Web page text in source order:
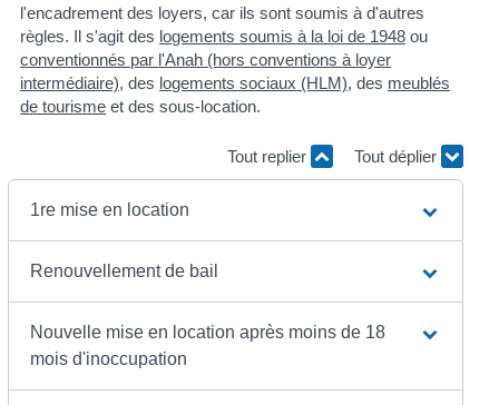
l'encadrement des loyers, car ils sont soumis à d'autres
règles. Il s'agit des logements soumis à la loi de 1948 ou
conventionnés par l'Anah (hors conventions à loyer
intermédiaire), des logements sociaux (HLM), des meublés
de tourisme et des sous-location.
Tout replier Tout déplier
1re mise en location
Renouvellement de bail
Nouvelle mise en location après moins de 18
mois d'inoccupation